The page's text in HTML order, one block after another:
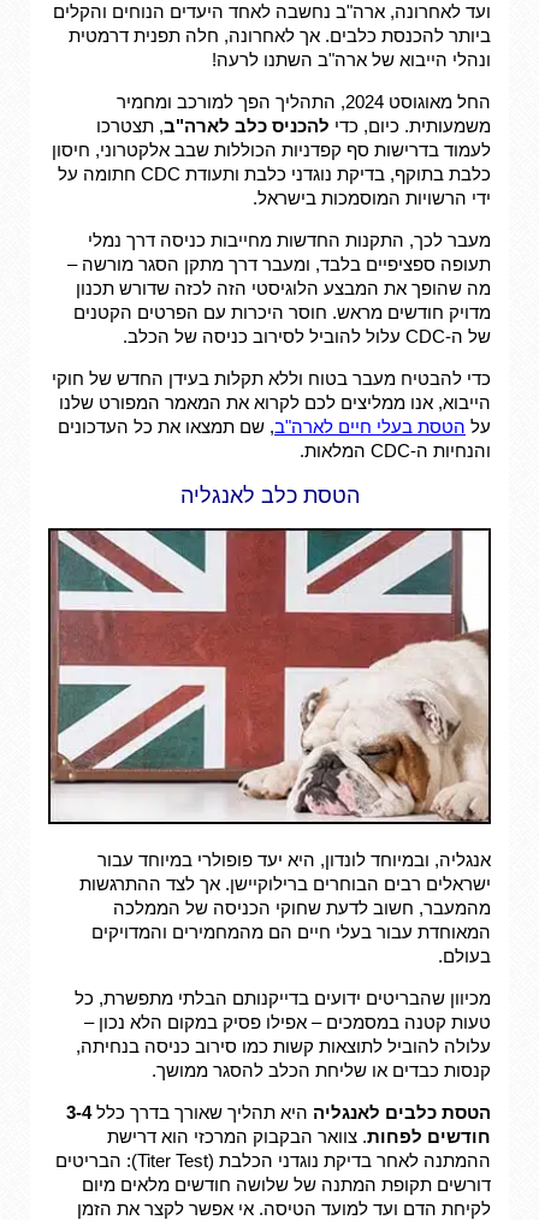
ועד לאחרונה, ארה"ב נחשבה לאחד היעדים הנוחים והקלים
ביותר להכנסת כלבים. אך לאחרונה, חלה תפנית דרמטית
ונהלי הייבוא של ארה"ב השתנו לרעה!
החל מאוגוסט 2024, התהליך הפך למורכב ומחמיר
משמעותית. כיום, כדי להכניס כלב לארה"ב, תצטרכו
לעמוד בדרישות סף קפדניות הכוללות שבב אלקטרוני, חיסון
כלבת בתוקף, בדיקת נוגדני כלבת ותעודת CDC חתומה על
ידי הרשויות המוסמכות בישראל.
מעבר לכך, התקנות החדשות מחייבות כניסה דרך נמלי
תעופה ספציפיים בלבד, ומעבר דרך מתקן הסגר מורשה –
מה שהופך את המבצע הלוגיסטי הזה לכזה שדורש תכנון
מדויק חודשים מראש. חוסר היכרות עם הפרטים הקטנים
של ה-CDC עלול להוביל לסירוב כניסה של הכלב.
כדי להבטיח מעבר בטוח וללא תקלות בעידן החדש של חוקי
הייבוא, אנו ממליצים לכם לקרוא את המאמר המפורט שלנו
על הטסת בעלי חיים לארה"ב, שם תמצאו את כל העדכונים
והנחיות ה-CDC המלאות.
הטסת כלב לאנגליה
אנגליה, ובמיוחד לונדון, היא יעד פופולרי במיוחד עבור
ישראלים רבים הבוחרים ברילוקיישן. אך לצד ההתרגשות
מהמעבר, חשוב לדעת שחוקי הכניסה של הממלכה
המאוחדת עבור בעלי חיים הם מהמחמירים והמדויקים
בעולם.
מכיוון שהבריטים ידועים בדייקנותם הבלתי מתפשרת, כל
טעות קטנה במסמכים – אפילו פסיק במקום הלא נכון –
עלולה להוביל לתוצאות קשות כמו סירוב כניסה בנחיתה,
קנסות כבדים או שליחת הכלב להסגר ממושך.
הטסת כלבים לאנגליה היא תהליך שאורך בדרך כלל3-4
חודשים לפחות. צוואר הבקבוק המרכזי הוא דרישת
ההמתנה לאחר בדיקת נוגדני הכלבת (Titer Test): הבריטים
דורשים תקופת המתנה של שלושה חודשים מלאים מיום
לקיחת הדם ועד למועד הטיסה. אי אפשר לקצר את הזמן